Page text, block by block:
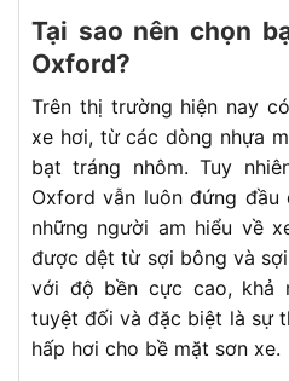
Tại sao nên chọn
Oxford?
Trên thị trường hiện nay
xe hơi, từ các dòng nhựa
bạt tráng nhôm. Tuy
Oxford vẫn luôn đứng đầu
những người am hiểu về
được dệt từ sợi bông và
với độ bền cực cao, khả
tuyệt đối và đặc biệt là sự
hấp hơi cho bề mặt sơn xe.